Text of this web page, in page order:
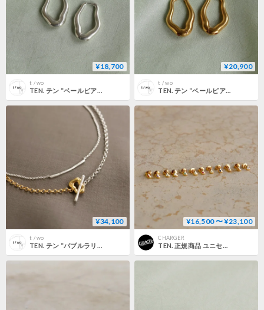
¥18,700
t / wo
TEN. テン “ベールピアス SV”
¥20,900
t / wo
TEN. テン “ベールピアス GD”
¥34,100
t / wo
TEN. テン “バブルラリエット MIX”
¥16,500 〜 ¥23,100
CHARGER
TEN. 正規商品 ユニセックス アクセサリー テン スイムピアス ゴールド【即日発送】